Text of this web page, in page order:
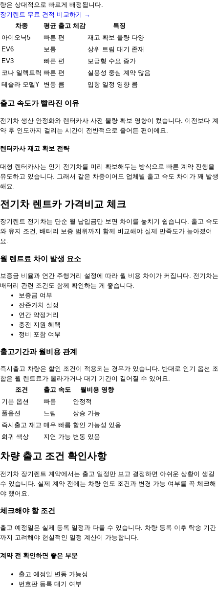
량은 상대적으로 빠르게 배정됩니다.
장기렌트 무료 견적 비교하기 →
차종
평균 출고 체감
특징
아이오닉5
빠른 편
재고 확보 물량 다양
EV6
보통
상위 트림 대기 존재
EV3
빠른 편
보급형 수요 증가
코나 일렉트릭 빠른 편
실용성 중심 계약 많음
테슬라 모델Y 변동 큼 입항 일정 영향 큼
출고 속도가 빨라진 이유
전기차 생산 안정화와 렌터카사 사전 물량 확보 영향이 컸습니다. 이전보다 계
약 후 인도까지 걸리는 시간이 전반적으로 줄어든 편이에요.
렌터카사 재고 확보 전략
대형 렌터카사는 인기 전기차를 미리 확보해두는 방식으로 빠른 계약 진행을
유도하고 있습니다. 그래서 같은 차종이어도 업체별 출고 속도 차이가 꽤 발생
해요.
전기차 렌트카 가격비교 체크
장기렌트 전기차는 단순 월 납입금만 보면 차이를 놓치기 쉽습니다. 출고 속도
와 유지 조건, 배터리 보증 범위까지 함께 비교해야 실제 만족도가 높아졌어
요.
월 렌트료 차이 발생 요소
보증금 비율과 연간 주행거리 설정에 따라 월 비용 차이가 커집니다. 전기차는
배터리 관련 조건도 함께 확인하는 게 좋습니다.
보증금 여부
잔존가치 설정
연간 약정거리
충전 지원 혜택
정비 포함 여부
출고기간과 월비용 관계
즉시출고 차량은 할인 조건이 적용되는 경우가 있습니다. 반대로 인기 옵션 조
합은 월 렌트료가 올라가거나 대기 기간이 길어질 수 있어요.
조건
출고 속도
월비용 영향
기본 옵션
빠름
안정적
풀옵션
느림
상승 가능
즉시출고 재고 매우 빠름 할인 가능성 있음
희귀 색상
지연 가능 변동 있음
차량 출고 조건 확인사항
전기차 장기렌트 계약에서는 출고 일정만 보고 결정하면 아쉬운 상황이 생길
수 있습니다. 실제 계약 전에는 차량 인도 조건과 변경 가능 여부를 꼭 체크해
야 했어요.
체크해야 할 조건
출고 예정일은 실제 등록 일정과 다를 수 있습니다. 차량 등록 이후 탁송 기간
까지 고려해야 현실적인 일정 계산이 가능합니다.
계약 전 확인하면 좋은 부분
출고 예정일 변동 가능성
번호판 등록 대기 여부